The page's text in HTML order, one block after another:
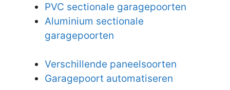
PVC sectionale garagepoorten
Aluminium sectionale
garagepoorten
Verschillende paneelsoorten
Garagepoort automatiseren